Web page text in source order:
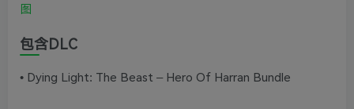
包含DLC
• Dying Light: The Beast – Hero Of Harran Bundle